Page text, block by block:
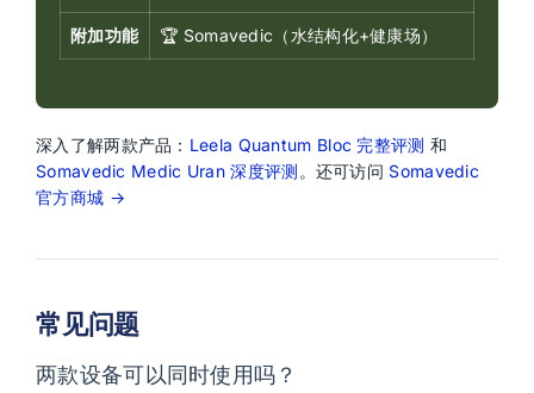
附加功能 🏆 Somavedic（水结构化+健康场）
深入了解两款产品： Leela Quantum Bloc 完整评测 和
Somavedic Medic Uran 深度评测 。还可访问 Somavedic
官方商城 →
常见问题
两款设备可以同时使用吗？